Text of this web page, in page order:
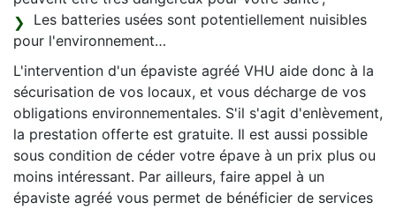
Les batteries usées sont potentiellement nuisibles
pour l'environnement…
L'intervention d'un épaviste agréé VHU aide donc à la
sécurisation de vos locaux, et vous décharge de vos
obligations environnementales. S'il s'agit d'enlèvement,
la prestation offerte est gratuite. Il est aussi possible
sous condition de céder votre épave à un prix plus ou
moins intéressant. Par ailleurs, faire appel à un
épaviste agréé vous permet de bénéficier de services